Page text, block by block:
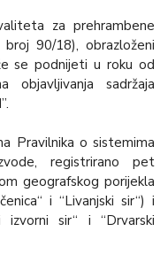
za prehrambene
broj 90/18), obrazloženi
se podnijeti u roku od
objavljivanja sadržaja
Pravilnika o sistemima
registrirano pet
geografskog porijekla
i “Livanjski sir“) i
izvorni sir“ i “Drvarski